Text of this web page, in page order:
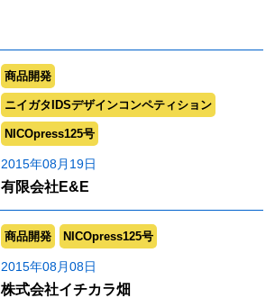
商品開発
ニイガタIDSデザインコンペティション
NICOpress125号
2015年08月19日
有限会社E&E
商品開発 NICOpress125号
2015年08月08日
株式会社イチカラ畑